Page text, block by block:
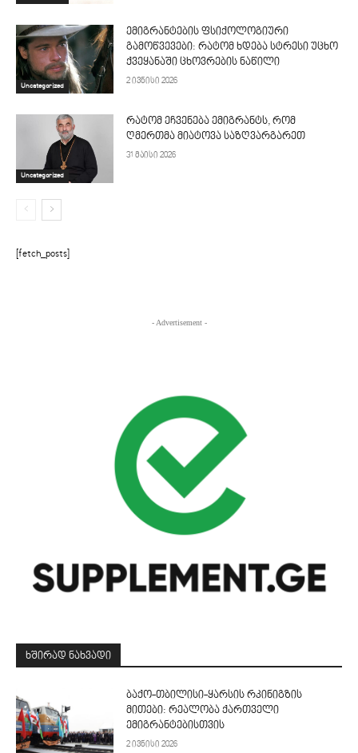
Uncategorized
ემიგრანტების ფსიქოლოგიური
გამოწვევები: რატომ ხდება სტრესი უცხო
ქვეყანაში ცხოვრების ნაწილი
2 ივნისი 2026
Uncategorized
რატომ ეჩვენება ემიგრანტს, რომ
ღმერთმა მიატოვა საზღვარგარეთ
31 მაისი 2026
[fetch_posts]
- Advertisement -
ᲮᲨᲘᲠᲐᲓ ᲜᲐᲮᲕᲐᲓᲘ
ბაქო-თბილისი-ყარსის რკინიგზის
მითები: რეალობა ქართველი
ემიგრანტებისთვის
2 ივნისი 2026